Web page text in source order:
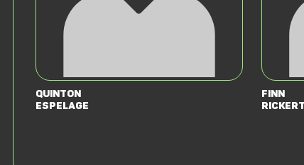
Quinton
Espelage
Finn
Rickert